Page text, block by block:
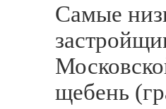
Самые
щебень